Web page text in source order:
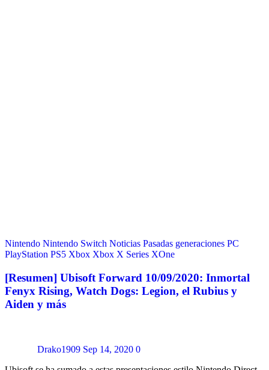
Nintendo Nintendo Switch Noticias Pasadas generaciones PC
PlayStation PS5 Xbox Xbox X Series XOne
[Resumen] Ubisoft Forward 10/09/2020: Inmortal
Fenyx Rising, Watch Dogs: Legion, el Rubius y
Aiden y más
Drako1909 Sep 14, 2020 0